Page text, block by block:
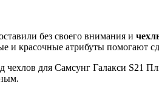
без своего внимания и
и красочные атрибуты помогают
для Самсунг Галакси S21